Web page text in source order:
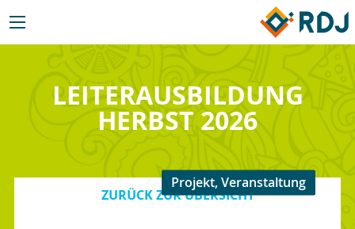
LEITERAUSBILDUNG
HERBST 2026
Projekt, Veranstaltung
ZURÜCK ZUR ÜBERSICHT